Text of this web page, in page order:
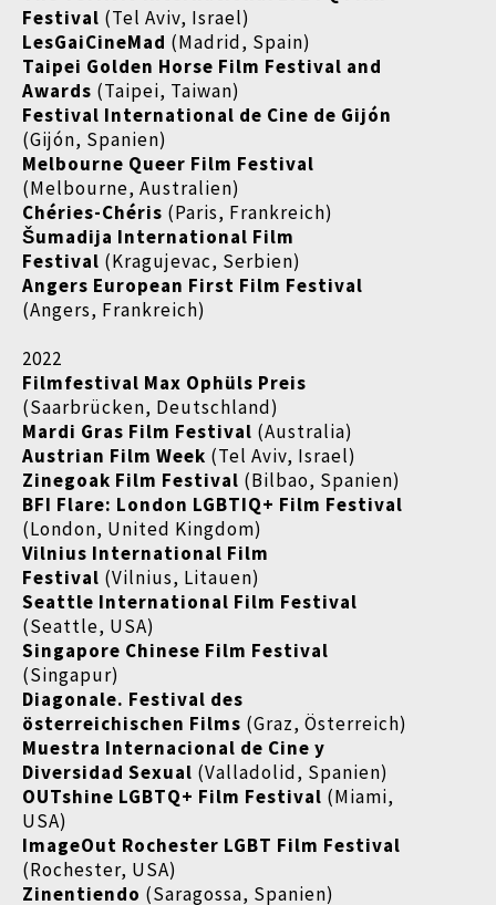
Festival (Tel Aviv, Israel)
LesGaiCineMad (Madrid, Spain)
Taipei Golden Horse Film Festival and
Awards (Taipei, Taiwan)
Festival International de Cine de Gijón
(Gijón, Spanien)
Melbourne Queer Film Festival
(Melbourne, Australien)
Chéries-Chéris (Paris, Frankreich)
Šumadija International Film
Festival (Kragujevac, Serbien)
Angers European First Film Festival
(Angers, Frankreich)
2022
Filmfestival Max Ophüls Preis
(Saarbrücken, Deutschland)
Mardi Gras Film Festival (Australia)
Austrian Film Week (Tel Aviv, Israel)
Zinegoak Film Festival (Bilbao, Spanien)
BFI Flare: London LGBTIQ+ Film Festival
(London, United Kingdom)
Vilnius International Film
Festival (Vilnius, Litauen)
Seattle International Film Festival
(Seattle, USA)
Singapore Chinese Film Festival
(Singapur)
Diagonale. Festival des
österreichischen Films (Graz, Österreich)
Muestra Internacional de Cine y
Diversidad Sexual (Valladolid, Spanien)
OUTshine LGBTQ+ Film Festival (Miami,
USA)
ImageOut Rochester LGBT Film Festival
(Rochester, USA)
Zinentiendo (Saragossa, Spanien)